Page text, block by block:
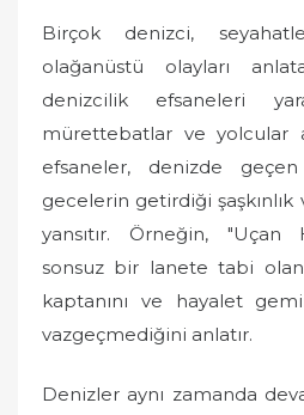
Birçok denizci,
olağanüstü olayları
denizcilik efsaneleri
mürettebatlar ve yolcular
efsaneler, denizde
gecelerin getirdiği
yansıtır. Örneğin, "Uçan
sonsuz bir lanete tabi
kaptanını ve hayalet
vazgeçmediğini anlatır.
Denizler aynı zamanda